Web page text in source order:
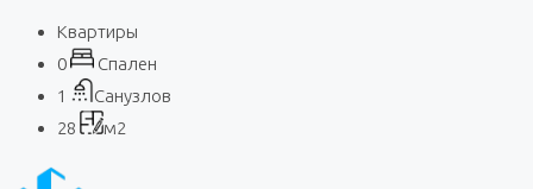
Квартиры
0
Спален
1
Санузлов
28
м2